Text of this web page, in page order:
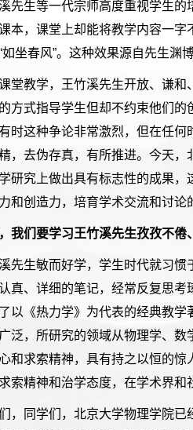
先生等一代宗师高度重视学生
本，课堂上却能将教学内容一
如坐春风”。这种效果源自先生渊
堂教学，王竹溪先生开放、谦和
方式指导学生但却不约束他们
时这种争论非常激烈，但在任
，去伪存真，有所推进。今天
研究上做出具有标志性的成果
和创造力，培育学术交流和讨论
我们要学习王竹溪先生孜孜不倦
先生敏而好学，学生时代就习
真、详细的笔记，经常反复思
以《热力学》为代表的经典教
泛，所研究的领域从物理学、
和求索精神，具有持之以恒的
索精神和治学态度，在学术界和
，同学们，北京大学物理学院